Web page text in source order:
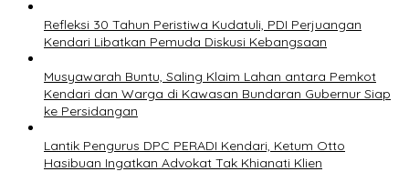
Refleksi 30 Tahun Peristiwa Kudatuli, PDI Perjuangan
Kendari Libatkan Pemuda Diskusi Kebangsaan
Musyawarah Buntu, Saling Klaim Lahan antara Pemkot
Kendari dan Warga di Kawasan Bundaran Gubernur Siap
ke Persidangan
Lantik Pengurus DPC PERADI Kendari, Ketum Otto
Hasibuan Ingatkan Advokat Tak Khianati Klien